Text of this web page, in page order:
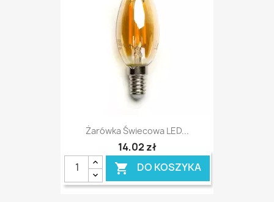
Żarówka Świecowa LED...
14,02 zł
 DO KOSZYKA